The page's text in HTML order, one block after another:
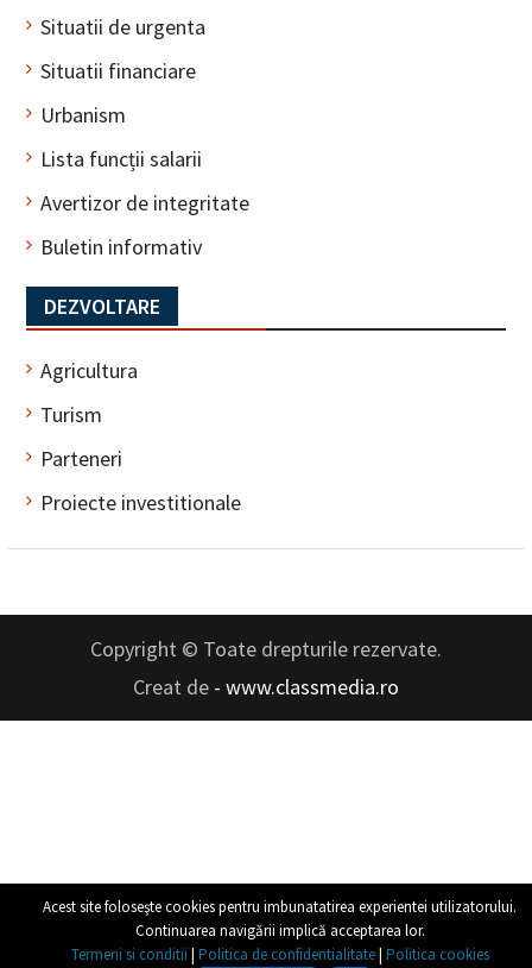
Situatii de urgenta
Situatii financiare
Urbanism
Lista funcții salarii
Avertizor de integritate
Buletin informativ
DEZVOLTARE
Agricultura
Turism
Parteneri
Proiecte investitionale
Copyright © Toate drepturile rezervate.
Creat de - www.classmedia.ro
Acest site foloseşte cookies pentru imbunatatirea experientei utilizatorului.
Continuarea navigării implică acceptarea lor.
Termeni si conditii | Politica de confidentialitate| Politica cookies